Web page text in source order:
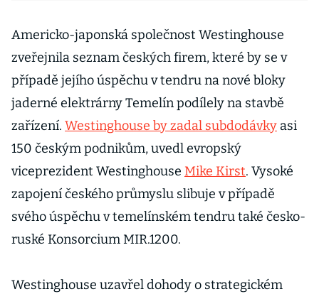
Americko-japonská společnost Westinghouse
zveřejnila seznam českých firem, které by se v
případě jejího úspěchu v tendru na nové bloky
jaderné elektrárny Temelín podílely na stavbě
zařízení. Westinghouse by zadal subdodávky asi
150 českým podnikům, uvedl evropský
viceprezident Westinghouse Mike Kirst. Vysoké
zapojení českého průmyslu slibuje v případě
svého úspěchu v temelínském tendru také česko-
ruské Konsorcium MIR.1200.
Westinghouse uzavřel dohody o strategickém